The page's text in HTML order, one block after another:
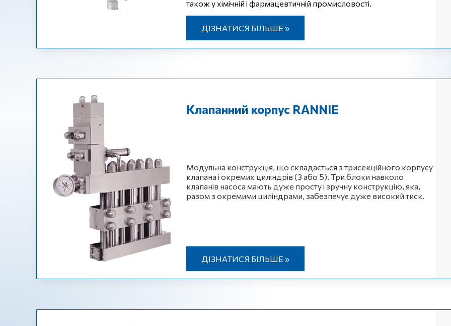
також у хімічній і фармацевтичній промисловості.
ДІЗНАТИСЯ БІЛЬШЕ »
Клапанний корпус RANNIE
Модульна конструкція, що складається з трисекційного корпусу
клапана і окремих циліндрів (3 або 5). Три блоки навколо
клапанів насоса мають дуже просту і зручну конструкцію, яка,
разом з окремими циліндрами, забезпечує дуже високий тиск.
ДІЗНАТИСЯ БІЛЬШЕ »